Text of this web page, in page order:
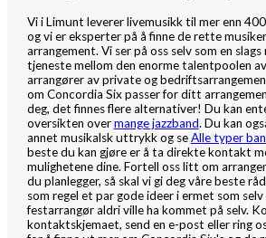
Vi i Limunt leverer livemusikk til mer enn
og vi er eksperter på å finne de rette
arrangement. Vi ser på oss selv som en
tjeneste mellom den enorme talentpoolen
arrangører av private og
om Concordia Six passer for ditt
deg, det finnes flere alternativer! Du kan
oversikten overmange jazzband. Du kan
annet musikalsk uttrykk og seAlle typer
beste du kan gjøre er å ta direkte kontakt
mulighetene dine. Fortell oss litt om
du planlegger, så skal vi gi deg våre beste
som regel et par gode ideer i ermet som
festarrangør aldri ville ha kommet på selv.
kontaktskjemaet, send en e-post eller ring